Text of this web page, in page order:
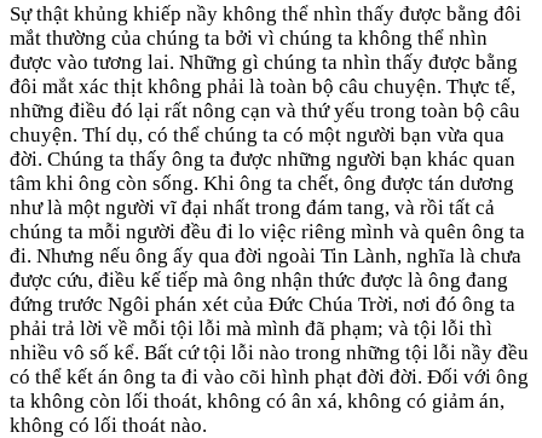
Sự thật khủng khiếp nầy không thể nhìn thấy được bằng đôi
mắt thường của chúng ta bởi vì chúng ta không thể nhìn
được vào tương lai. Những gì chúng ta nhìn thấy được bằng
đôi mắt xác thịt không phải là toàn bộ câu chuyện. Thực tế,
những điều đó lại rất nông cạn và thứ yếu trong toàn bộ câu
chuyện. Thí dụ, có thể chúng ta có một người bạn vừa qua
đời. Chúng ta thấy ông ta được những người bạn khác quan
tâm khi ông còn sống. Khi ông ta chết, ông được tán dương
như là một người vĩ đại nhất trong đám tang, và rồi tất cả
chúng ta mỗi người đều đi lo việc riêng mình và quên ông ta
đi. Nhưng nếu ông ấy qua đời ngoài Tin Lành, nghĩa là chưa
được cứu, điều kế tiếp mà ông nhận thức được là ông đang
đứng trước Ngôi phán xét của Đức Chúa Trời, nơi đó ông ta
phải trả lời về mỗi tội lỗi mà mình đã phạm; và tội lỗi thì
nhiều vô số kể. Bất cứ tội lỗi nào trong những tội lỗi nầy đều
có thể kết án ông ta đi vào cõi hình phạt đời đời. Đối với ông
ta không còn lối thoát, không có ân xá, không có giảm án,
không có lối thoát nào.